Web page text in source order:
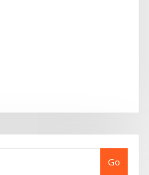
Go